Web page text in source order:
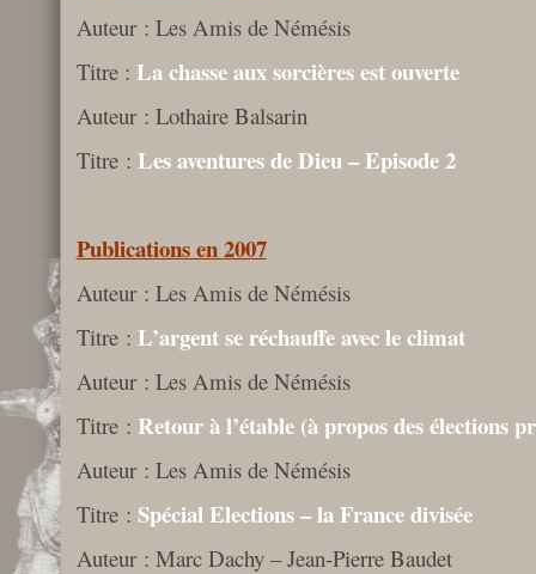
Auteur : Les Amis de Némésis
Titre : La chasse aux sorcières est ouverte
Auteur : Lothaire Balsarin
Titre : Les aventures de Dieu – Episode 2
Publications en 2007
Auteur : Les Amis de Némésis
Titre : L’argent se réchauffe avec le climat
Auteur : Les Amis de Némésis
Titre : Retour à l’étable (à propos des élections
Auteur : Les Amis de Némésis
Titre : Spécial Elections – la France divisée
Auteur : Marc Dachy – Jean-Pierre Baudet